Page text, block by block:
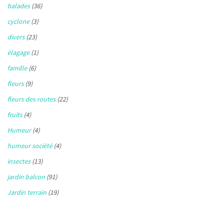
balades(36)
cyclone(3)
divers(23)
élagage(1)
famille(6)
fleurs(9)
fleurs des routes(22)
fruits(4)
Humeur(4)
humeur société(4)
insectes(13)
jardin balcon (91)
Jardin terrain (19)